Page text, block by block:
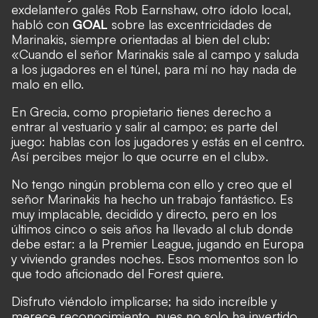
exdelantero galés Rob Earnshaw, otro ídolo local,
habló con GOAL sobre las excentricidades de
Marinakis, siempre orientadas al bien del club:
«Cuando el señor Marinakis sale al campo y saluda
a los jugadores en el túnel, para mí no hay nada de
malo en ello.
En Grecia, como propietario tienes derecho a
entrar al vestuario y salir al campo; es parte del
juego: hablas con los jugadores y estás en el centro.
Así percibes mejor lo que ocurre en el club».
No tengo ningún problema con ello y creo que el
señor Marinakis ha hecho un trabajo fantástico. Es
muy implacable, decidido y directo, pero en los
últimos cinco o seis años ha llevado al club donde
debe estar: a la Premier League, jugando en Europa
y viviendo grandes noches. Esos momentos son lo
que todo aficionado del Forest quiere.
Disfruto viéndolo implicarse; ha sido increíble y